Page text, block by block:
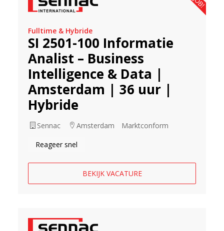
Fulltime & Hybride
SI 2501-100 Informatie
Analist – Business
Intelligence & Data |
Amsterdam | 36 uur |
Hybride
Sennac Amsterdam
Marktconform
Reageer snel
BEKIJK VACATURE